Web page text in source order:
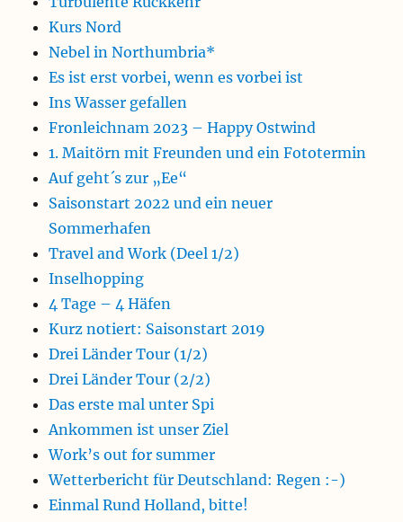
Kurs Nord
Nebel in Northumbria*
Es ist erst vorbei, wenn es vorbei ist
Ins Wasser gefallen
Fronleichnam 2023 – Happy Ostwind
1. Maitörn mit Freunden und ein Fototermin
Auf geht´s zur „Ee“
Saisonstart 2022 und ein neuer
Sommerhafen
Travel and Work (Deel 1/2)
Inselhopping
4 Tage – 4 Häfen
Kurz notiert: Saisonstart 2019
Drei Länder Tour (1/2)
Drei Länder Tour (2/2)
Das erste mal unter Spi
Ankommen ist unser Ziel
Work’s out for summer
Wetterbericht für Deutschland: Regen :-)
Einmal Rund Holland, bitte!